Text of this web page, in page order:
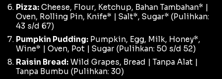
Pizza: Cheese, Flour, Ketchup, Bahan Tambahan* |
Oven, Rolling Pin, Knife* | Salt*, Sugar* (Pulihkan:
43 s/d 67)
Pumpkin Pudding: Pumpkin, Egg, Milk, Honey*,
Wine* | Oven, Pot | Sugar (Pulihkan: 50 s/d 52)
Raisin Bread: Wild Grapes, Bread | Tanpa Alat |
Tanpa Bumbu (Pulihkan: 30)